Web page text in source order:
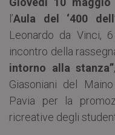
l’Aula del ‘400
Leonardo da Vinci,
incontro della
intorno alla stanza”
Giasoniani del
Pavia per la
ricreative degli